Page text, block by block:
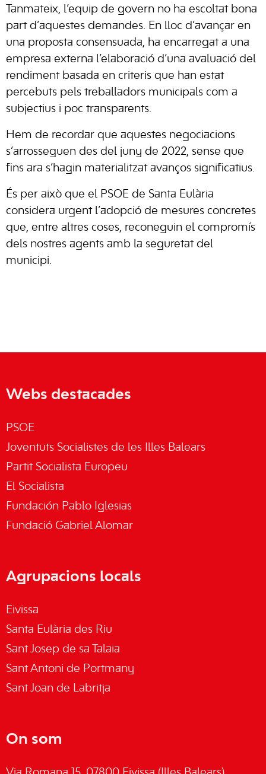
Tanmateix, l’equip de govern no ha escoltat bona
part d’aquestes demandes. En lloc d’avançar en
una proposta consensuada, ha encarregat a una
empresa externa l’elaboració d’una avaluació del
rendiment basada en criteris que han estat
percebuts pels treballadors municipals com a
subjectius i poc transparents.
Hem de recordar que aquestes negociacions
s’arrosseguen des del juny de 2022, sense que
fins ara s’hagin materialitzat avanços significatius.
És per això que el PSOE de Santa Eulària
considera urgent l’adopció de mesures concretes
que, entre altres coses, reconeguin el compromís
dels nostres agents amb la seguretat del
municipi.
Webs destacades
PSOE
Joventuts Socialistes de les Illes Balears
Partit Socialista Europeu
El Socialista
Fundación Pablo Iglesias
Fundació Gabriel Alomar
Agrupacions locals
Eivissa
Santa Eulària des Riu
Sant Josep de sa Talaia
Sant Antoni de Portmany
Sant Joan de Labritja
On som